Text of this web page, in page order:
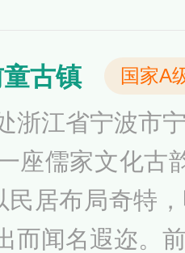
，是海钓、潜
，这里还有奇
观赏海洋生态
古镇 国家A
浙江省宁波市
座儒家文化古
民居布局奇特
而闻名遐迩。